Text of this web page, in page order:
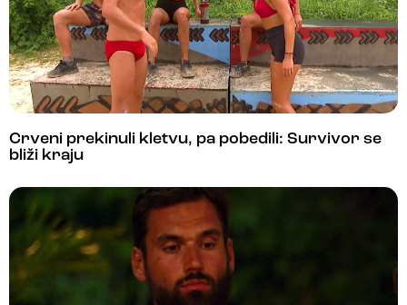
Crveni prekinuli kletvu, pa pobedili: Survivor se
bliži kraju